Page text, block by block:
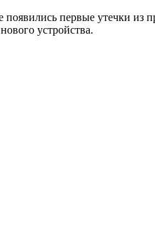
первые утечки
устройства.